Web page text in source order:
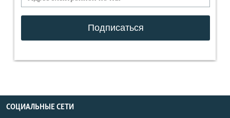
СОЦИАЛЬНЫЕ СЕТИ